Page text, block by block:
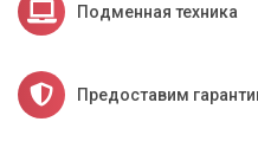
Подменная техника
Предоставим